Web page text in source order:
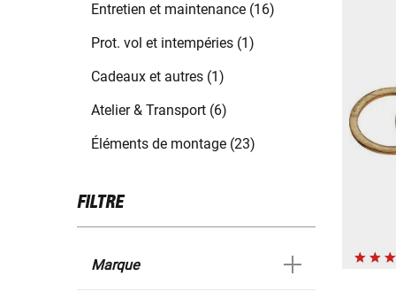
Entretien et maintenance (16)
Prot. vol et intempéries (1)
Cadeaux et autres (1)
Atelier & Transport (6)
Éléments de montage (23)
FILTRE
Marque